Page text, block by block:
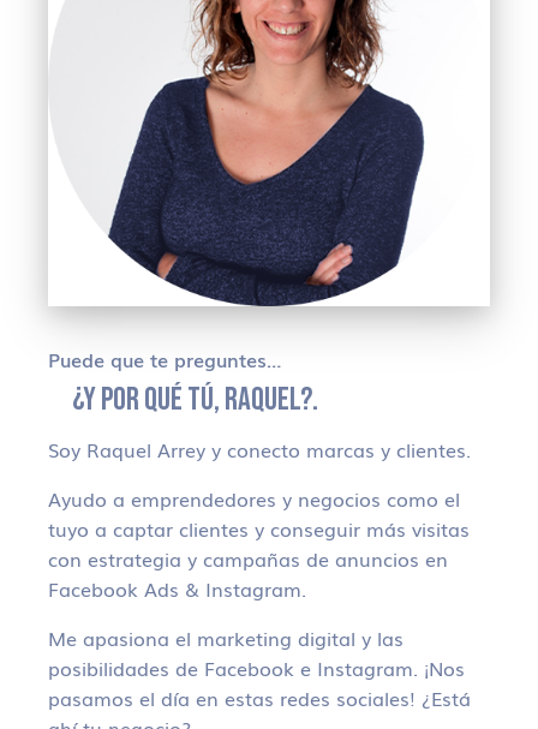
Puede que te preguntes…
¿Y POR QUÉ TÚ, RAQUEL?.
Soy Raquel Arrey y conecto marcas y clientes.
Ayudo a emprendedores y negocios como el
tuyo a captar clientes y conseguir más visitas
con estrategia y campañas de anuncios en
Facebook Ads & Instagram.
Me apasiona el marketing digital y las
posibilidades de Facebook e Instagram. ¡Nos
pasamos el día en estas redes sociales! ¿Está